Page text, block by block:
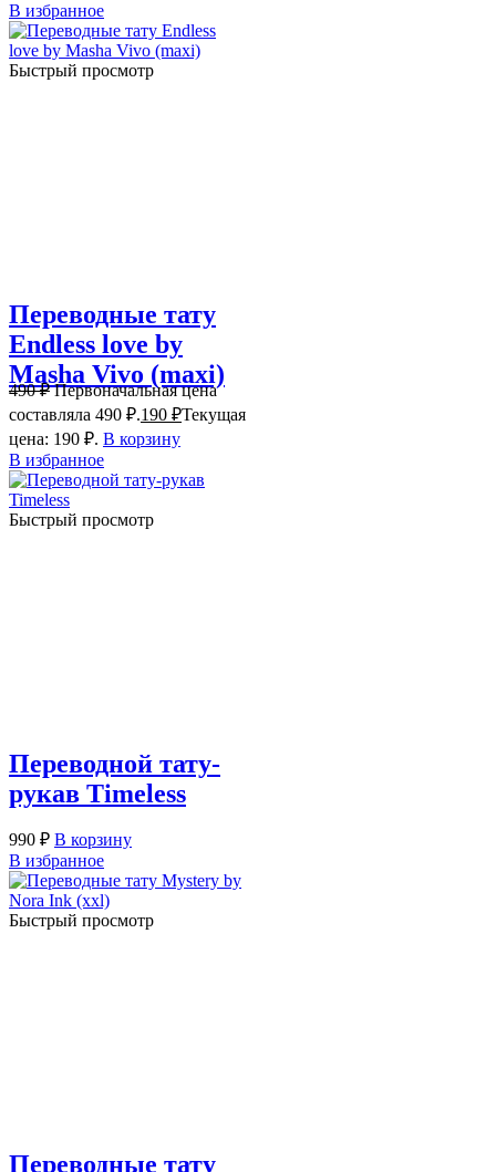
В избранное
Быстрый просмотр
Переводные тату
Endless love by
Masha Vivo (maxi)
490₽ Первоначальная цена
составляла 490 ₽.190 ₽Текущая
цена: 190 ₽. В корзину
В избранное
Быстрый просмотр
Переводной тату-
рукав Timeless
990 ₽ В корзину
В избранное
Быстрый просмотр
Переводные тату